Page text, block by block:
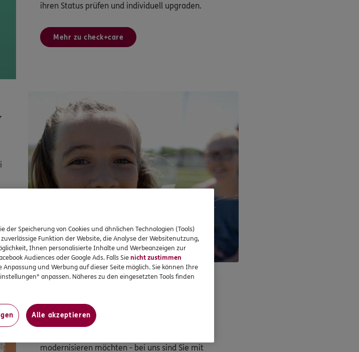
ihren Status prüfen und individuell upgraden.
Mehr zu check+care
So werden Wohnträume Wirklichkeit
modernisieren möchten - bei uns sind Sie mit
der Speicherung von Cookies und ähnlichen Technologien (Tools)
Funktion der Website, die Analyse der Websitenutzung,
Ihnen personalisierte Inhalte und Werbeanzeigen zur
Audiences oder Google Ads. Falls Sienicht zustimmen
und Werbung auf dieser Seite möglich. Sie können Ihre
anpassen. Näheres zu den eingesetzten Tools finden
Alle akzeptieren